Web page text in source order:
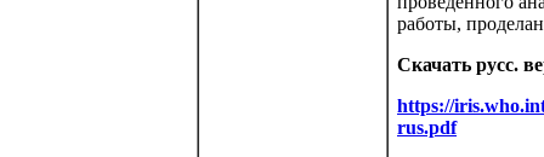
работы,
Скачать русс.
https://
rus.pdf